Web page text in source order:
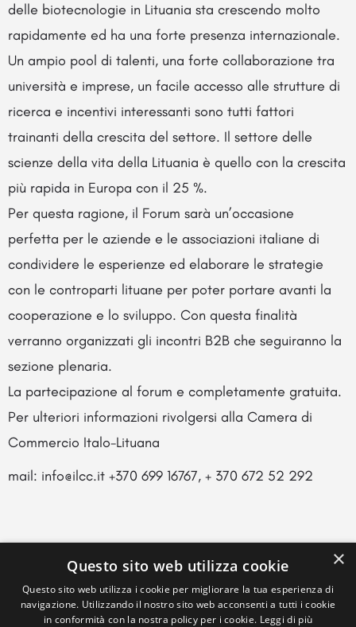
delle biotecnologie in Lituania sta crescendo molto
rapidamente ed ha una forte presenza internazionale.
Un ampio pool di talenti, una forte collaborazione tra
università e imprese, un facile accesso alle strutture di
ricerca e incentivi interessanti sono tutti fattori
trainanti della crescita del settore. Il settore delle
scienze della vita della Lituania è quello con la crescita
più rapida in Europa con il 25 %.
Per questa ragione, il Forum sarà un’occasione
perfetta per le aziende e le associazioni italiane di
condividere le esperienze ed elaborare le strategie
con le controparti lituane per poter portare avanti la
cooperazione e lo sviluppo. Con questa finalità
verranno organizzati gli incontri B2B che seguiranno la
sezione plenaria.
La partecipazione al forum e completamente gratuita.
Per ulteriori informazioni rivolgersi alla Camera di
Commercio Italo-Lituana
mail: info@ilcc.it +370 699 16767, + 370 672 52 292
×
Questo sito web utilizza cookie
Questo sito web utilizza i cookie per migliorare la tua esperienza di
navigazione. Utilizzando il nostro sito web acconsenti a tutti i cookie
in conformità con la nostra policy per i cookie. Leggi di più